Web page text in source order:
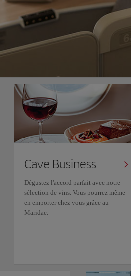
Cave Business
Dégustez l'accord parfait avec notre
sélection de vins. Vous pourrez même
en emporter chez vous grâce au
Maridae.